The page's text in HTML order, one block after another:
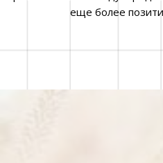
еще более